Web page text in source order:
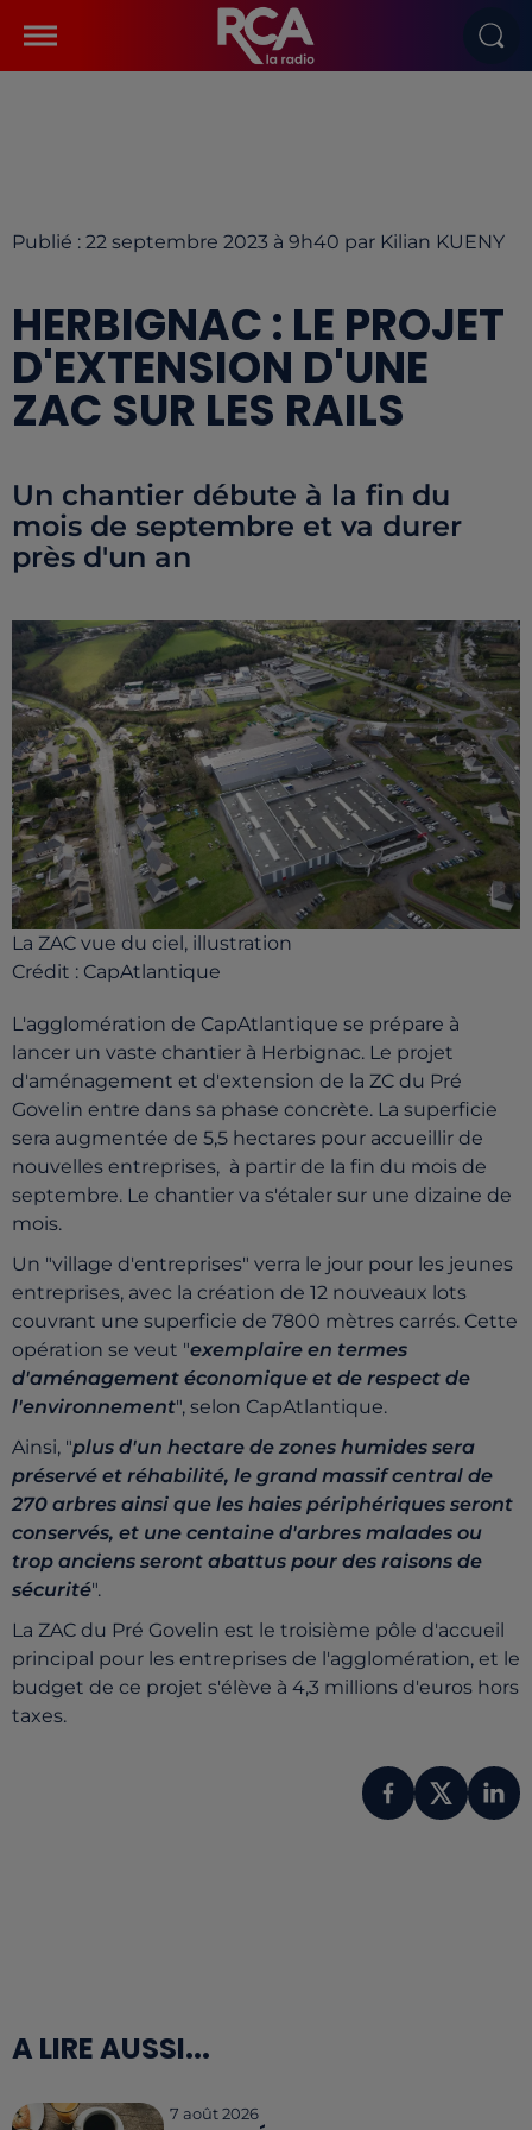
Publié : 22 septembre 2023 à 9h40 par Kilian KUENY
HERBIGNAC : LE PROJET
D'EXTENSION D'UNE
ZAC SUR LES RAILS
Un chantier débute à la fin du
mois de septembre et va durer
près d'un an
La ZAC vue du ciel, illustration
Crédit : CapAtlantique
L'agglomération de CapAtlantique se prépare à
lancer un vaste chantier à Herbignac. Le projet
d'aménagement et d'extension de la ZC du Pré
Govelin entre dans sa phase concrète. La superficie
sera augmentée de 5,5 hectares pour accueillir de
nouvelles entreprises, à partir de la fin du mois de
septembre. Le chantier va s'étaler sur une dizaine de
mois.
Un "village d'entreprises" verra le jour pour les jeunes
entreprises, avec la création de 12 nouveaux lots
couvrant une superficie de 7800 mètres carrés. Cette
opération se veut "exemplaire en termes
d'aménagement économique et de respect de
l'environnement", selon CapAtlantique.
Ainsi, "plus d'un hectare de zones humides sera
préservé et réhabilité, le grand massif central de
270 arbres ainsi que les haies périphériques seront
conservés, et une centaine d'arbres malades ou
trop anciens seront abattus pour des raisons de
sécurité".
La ZAC du Pré Govelin est le troisième pôle d'accueil
principal pour les entreprises de l'agglomération, et le
budget de ce projet s'élève à 4,3 millions d'euros hors
taxes.
A LIRE AUSSI...
7 août 2026